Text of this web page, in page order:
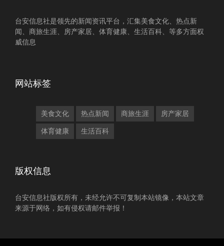
台安信息社是领先的新闻资讯平台，汇集美食文化、热点新
闻、商旅生涯、房产家居、体育健康、生活百科、等多方面权
威信息
网站标签
美食文化 热点新闻 商旅生涯 房产家居
体育健康 生活百科
版权信息
台安信息社版权所有，未经允许不可复制本站镜像，本站文章
来源于网络，如有侵权请邮件举报！